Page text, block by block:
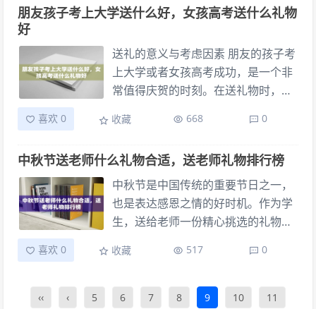
符合老师们的工作需求和生活习惯。
读，那么一本经典的书籍或者文学作
老师可能会喜欢一份精美的礼篮或特
色小吃。其次，礼物的价值不在于昂
贵与否，更重要的是表达出来的心意
后，礼物的包装也很重要，精美的包
受到被重视和尊重。
朋友孩子考上大学送什么好，女孩高考送什么礼物
好
送礼的意义与考虑因素 朋友的孩子考
上大学或者女孩高考成功，是一个非
常值得庆贺的时刻。在送礼物时，不
对方留下美好的回忆，同时也要考虑
性与纪念性的选择 在选择礼物时，可
以考虑一些既实用又有纪念意义的物
品。比如，一本精美的笔记本和一支
高质量的钢笔，不仅能帮助孩子在大
品。另外，一幅装饰性强的艺术画或
们的新生活增添一份美好的色彩。
喜欢 0 收藏 668 0
中秋节送老师什么礼物合适，送老师礼物排行榜
中秋节是中国传统的重要节日之一，
也是表达感恩之情的好时机。作为学
生，送给老师一份精心挑选的礼物，
一种文化传统的延续。那么，在这个
师才合适呢？让我们一起来看看送老
喜欢 0 收藏 517 0
‹‹ ‹ 5 6 7 8 9 10 11